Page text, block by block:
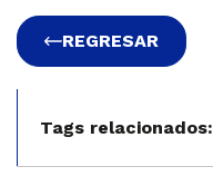
REGRESAR
Tags relacionados: